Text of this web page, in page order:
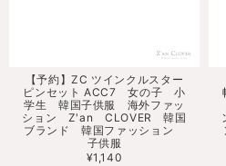
【予約】ZC ツインクルスター
ピンセット ACC7 女の子 小
学生 韓国子供服 海外ファッ
ション Z'an CLOVER 韓国
ブランド 韓国ファッション
子供服
¥1,140